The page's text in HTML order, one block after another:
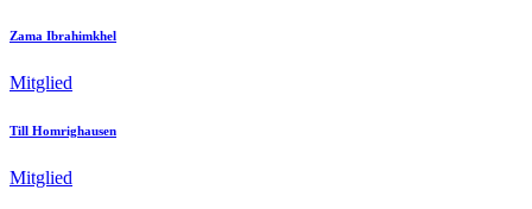
Zama Ibrahimkhel
Mitglied
Till Homrighausen
Mitglied